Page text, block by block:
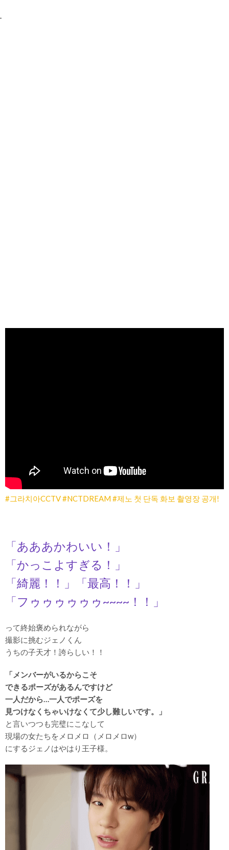
#그라치아CCTV #NCTDREAM #제노 첫 단독 화보 촬영장 공개!
「あああかわいい！」
「かっこよすぎる！」
「綺麗！！」「最高！！」
「フゥゥゥゥゥゥ~~~~！！」
って終始褒められながら
撮影に挑むジェノくん
うちの子天才！誇らしい！！
「メンバーがいるからこそ
できるポーズがあるんですけど
一人だから…一人でポーズを
見つけなくちゃいけなくて少し難しいです。」
と言いつつも完璧にこなして
現場の女たちをメロメロ（メロメロw）
にするジェノはやはり王子様。